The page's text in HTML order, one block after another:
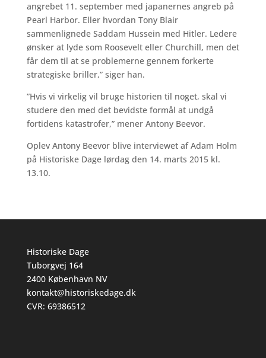
angrebet 11. september med japanernes angreb på
Pearl Harbor. Eller hvordan Tony Blair
sammenlignede Saddam Hussein med Hitler. Ledere
ønsker at lyde som Roosevelt eller Churchill, men det
får dem til at se problemerne gennem forkerte
strategiske briller,” siger han.
”Hvis vi virkelig vil bruge historien til noget, skal vi
studere den med det bevidste formål at undgå
fortidens katastrofer,” mener Antony Beevor.
Oplev Antony Beevor blive interviewet af Adam Holm
på Historiske Dage lørdag den 14. marts 2015 kl.
13.10.
Historiske Dage
Tuborgvej 164
2400 København NV
kontakt@historiskedage.dk
CVR: 69386512